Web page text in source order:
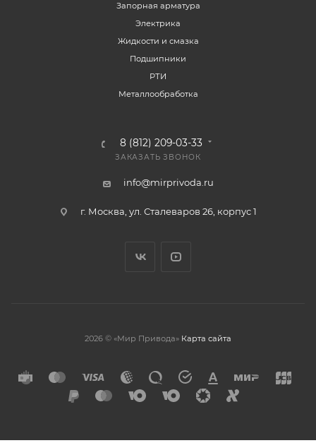
Запорная арматура
Электрика
Жидкости и смазка
Подшипники
РТИ
Металлообработка
8 (812) 209-03-33
ЗАКАЗАТЬ ЗВОНОК
info@mirprivoda.ru
г. Москва, ул. Сталеваров 26, корпус 1
2026 © «Мир Привода» Карта сайта